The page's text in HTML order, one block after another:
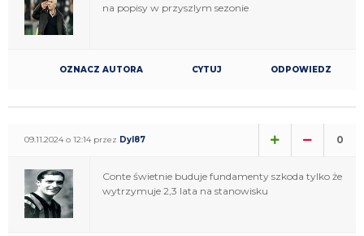
na popisy w przyszlym sezonie
OZNACZ AUTORA CYTUJ ODPOWIEDZ
09.11.2024 o 12:14 przez Dyl87 0
Conte świetnie buduje fundamenty szkoda tylko że
wytrzymuje 2,3 lata na stanowisku